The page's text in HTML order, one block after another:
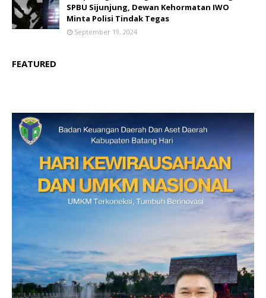
SPBU Sijunjung, Dewan Kehormatan IWO
Minta Polisi Tindak Tegas
September 19, 2024
FEATURED